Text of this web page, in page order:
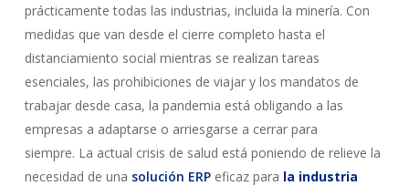
prácticamente todas las industrias, incluida la minería. Con
medidas que van desde el cierre completo hasta el
distanciamiento social mientras se realizan tareas
esenciales, las prohibiciones de viajar y los mandatos de
trabajar desde casa, la pandemia está obligando a las
empresas a adaptarse o arriesgarse a cerrar para
siempre. La actual crisis de salud está poniendo de relieve la
necesidad de una solución ERPeficaz para la industria